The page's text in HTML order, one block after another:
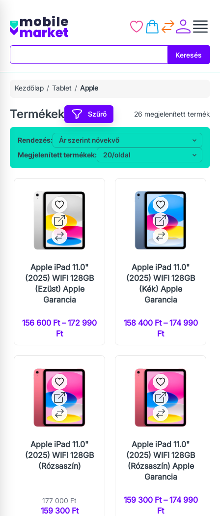
Keresés
Kezdőlap Tablet Apple
Termékek Szűrő 26 megjelenített termék
Rendezés:
Megjelenített termékek:
Apple iPad 11.0"
(2025) WIFI 128GB
(Ezüst) Apple
Garancia
156 600 Ft – 172 990
Ft
Apple iPad 11.0"
(2025) WIFI 128GB
(Kék) Apple
Garancia
158 400 Ft – 174 990
Ft
Apple iPad 11.0"
(2025) WIFI 128GB
(Rózsaszín)
177 000 Ft
159 300 Ft
Apple iPad 11.0"
(2025) WIFI 128GB
(Rózsaszín) Apple
Garancia
159 300 Ft – 174 990
Ft